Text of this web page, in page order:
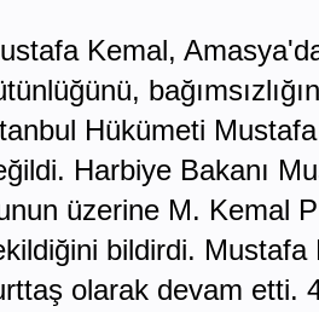
Kemal,
Hükümeti
Harbiye Bakanı
üzerine M. Kemal
bildirdi. Mustafa
olarak devam etti.